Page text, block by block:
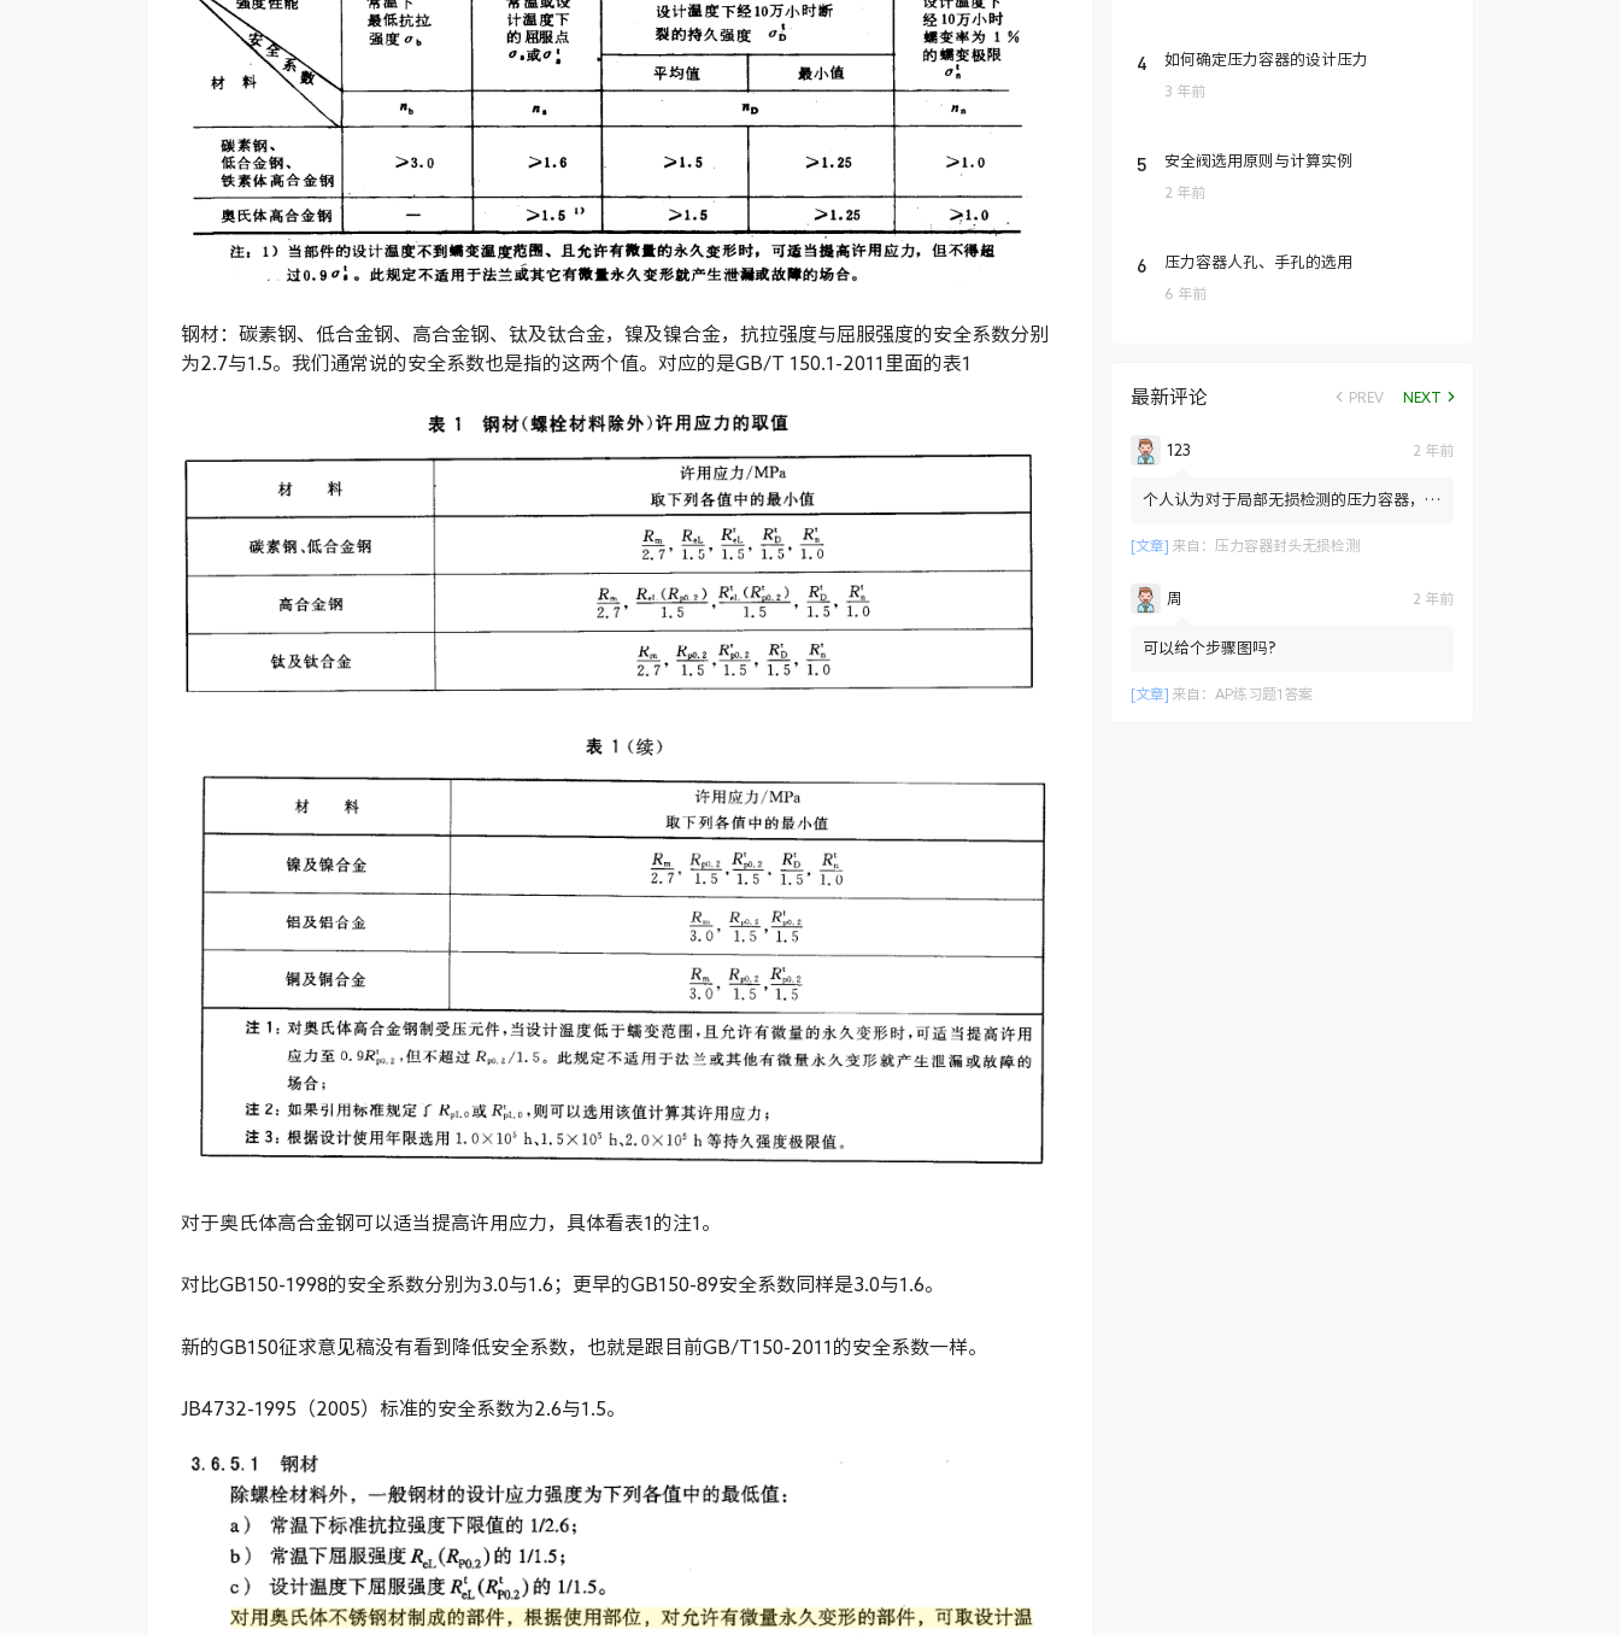
钢材：碳素钢、低合金钢、高合金钢、钛及钛合金，镍及镍合金，抗拉强度与屈服强度的安全系数分别
为2.7与1.5。我们通常说的安全系数也是指的这两个值。对应的是GB/T 150.1-2011里面的表1
对于奥氏体高合金钢可以适当提高许用应力，具体看表1的注1。
对比GB150-1998的安全系数分别为3.0与1.6；更早的GB150-89安全系数同样是3.0与1.6。
新的GB150征求意见稿没有看到降低安全系数，也就是跟目前GB/T150-2011的安全系数一样。
JB4732-1995（2005）标准的安全系数为2.6与1.5。
4 如何确定压力容器的设计压力
3 年前
5 安全阀选用原则与计算实例
2 年前
6 压力容器人孔、手孔的选用
6 年前
最新评论 PREV NEXT
123 2 年前
个人认为对于局部无损检测的压力容器，标
部位进行100%的RT检测...
[文章] 来自： 压力容器封头无损检测
周 2 年前
可以给个步骤图吗?
[文章] 来自： AP练习题1答案